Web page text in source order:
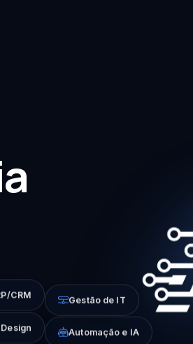
Automação e IA
CRM
Gestão de IT